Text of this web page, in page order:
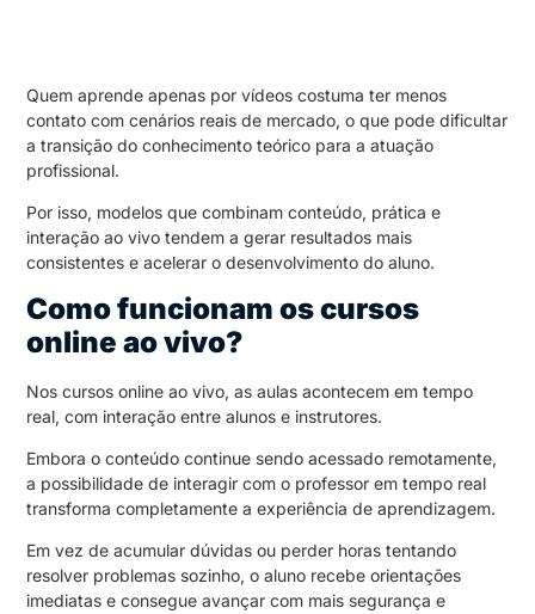
Quem aprende apenas por vídeos costuma ter menos
contato com cenários reais de mercado, o que pode dificultar
a transição do conhecimento teórico para a atuação
profissional.
Por isso, modelos que combinam conteúdo, prática e
interação ao vivo tendem a gerar resultados mais
consistentes e acelerar o desenvolvimento do aluno.
Como funcionam os cursos
online ao vivo?
Nos cursos online ao vivo, as aulas acontecem em tempo
real, com interação entre alunos e instrutores.
Embora o conteúdo continue sendo acessado remotamente,
a possibilidade de interagir com o professor em tempo real
transforma completamente a experiência de aprendizagem.
Em vez de acumular dúvidas ou perder horas tentando
resolver problemas sozinho, o aluno recebe orientações
imediatas e consegue avançar com mais segurança e